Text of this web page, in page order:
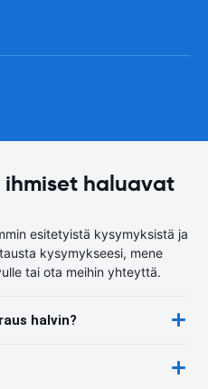
ihmiset haluavat
esitetyistä kysymyksistä ja
kysymykseesi, mene
tai ota meihin yhteyttä.
halvin?